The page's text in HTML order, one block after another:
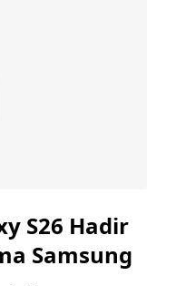
S26 Hadir
Samsung